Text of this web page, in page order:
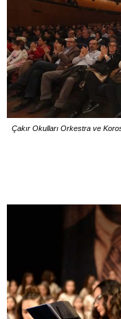
Çakır Okulları Orkestra ve